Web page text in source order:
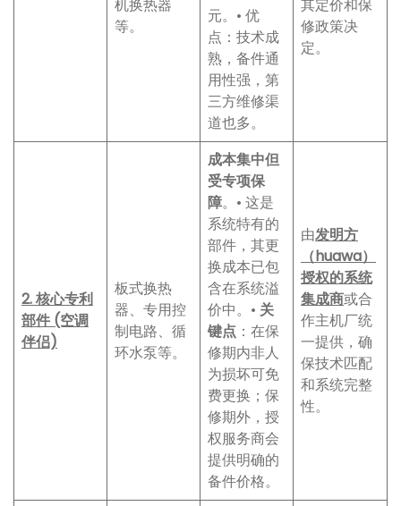
机换热器
等。
元。• 优
点：技术成
熟，备件通
用性强，第
三方维修渠
道也多。
其定价和保
修政策决
定。
2. 核心专利
部件 (空调
伴侣)
板式换热
器、专用控
制电路、循
环水泵等。
成本集中但
受专项保
障。• 这是
系统特有的
部件，其更
换成本已包
含在系统溢
价中。• 关
键点 ：在保
修期内非人
为损坏可免
费更换；保
修期外，授
权服务商会
提供明确的
备件价格。
由发明方
（huawa）
授权的系统
集成商或合
作主机厂统
一提供，确
保技术匹配
和系统完整
性。